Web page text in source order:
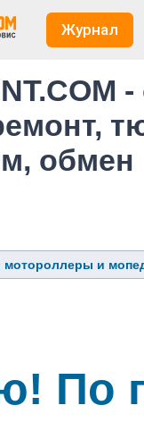
Журнал
мотороллеры и
По